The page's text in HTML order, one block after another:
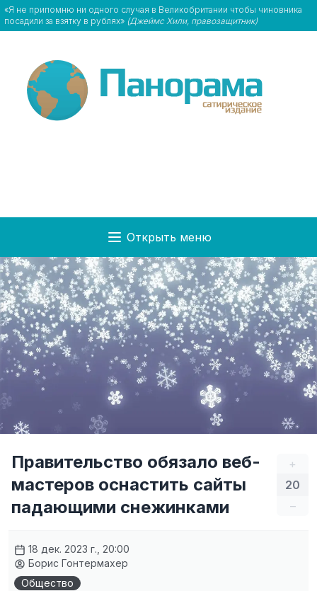
«Я не припомню ни одного случая в Великобритании чтобы чиновника
посадили за взятку в рублях» (Джеймс Хили, правозащитник)
Открыть меню
+
20
–
Правительство обязало веб-
мастеров оснастить сайты
падающими снежинками
18 дек. 2023 г., 20:00
Борис Гонтермахер
Общество